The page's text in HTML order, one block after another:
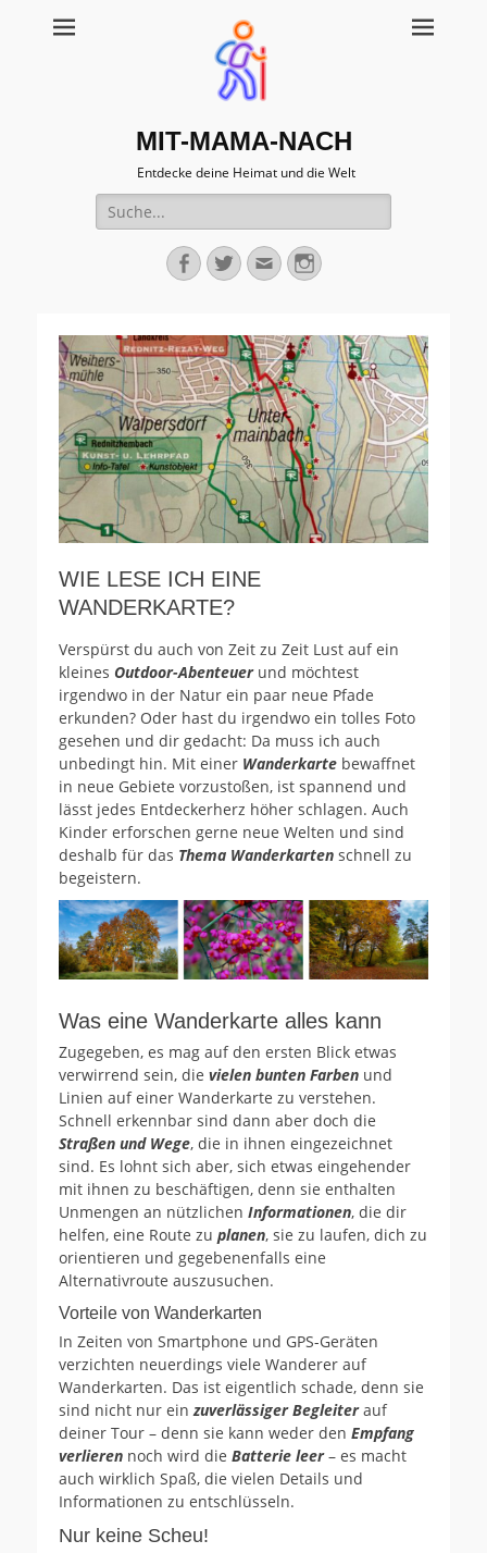
MIT-MAMA-NACH
Entdecke deine Heimat und die Welt
Suche
für:
Facebook
TwitterEmailInstagram
WIE LESE ICH EINE
WANDERKARTE?
Verspürst du auch von Zeit zu Zeit Lust auf ein
kleines Outdoor-Abenteuerund möchtest
irgendwo in der Natur ein paar neue Pfade
erkunden? Oder hast du irgendwo ein tolles Foto
gesehen und dir gedacht: Da muss ich auch
unbedingt hin. Mit einer Wanderkarte bewaffnet
in neue Gebiete vorzustoßen, ist spannend und
lässt jedes Entdeckerherz höher schlagen. Auch
Kinder erforschen gerne neue Welten und sind
deshalb für das Thema Wanderkarten schnell zu
begeistern.
Was eine Wanderkarte alles kann
Zugegeben, es mag auf den ersten Blick etwas
verwirrend sein, die vielen bunten Farben und
Linien auf einer Wanderkarte zu verstehen.
Schnell erkennbar sind dann aber doch die
Straßen und Wege, die in ihnen eingezeichnet
sind. Es lohnt sich aber, sich etwas eingehender
mit ihnen zu beschäftigen, denn sie enthalten
Unmengen an nützlichen Informationen, die dir
helfen, eine Route zu planen, sie zu laufen, dich zu
orientieren und gegebenenfalls eine
Alternativroute auszusuchen.
Vorteile von Wanderkarten
In Zeiten von Smartphone und GPS-Geräten
verzichten neuerdings viele Wanderer auf
Wanderkarten. Das ist eigentlich schade, denn sie
sind nicht nur ein zuverlässiger Begleiterauf
deiner Tour – denn sie kann weder den Empfang
verlieren noch wird die Batterie leer– es macht
auch wirklich Spaß, die vielen Details und
Informationen zu entschlüsseln.
Nur keine Scheu!